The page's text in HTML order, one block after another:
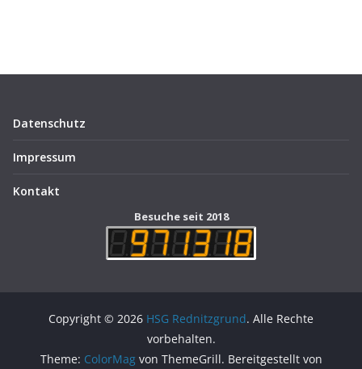
Datenschutz
Impressum
Kontakt
Besuche seit 2018
Copyright © 2026 HSG Rednitzgrund. Alle Rechte
vorbehalten.
Theme: ColorMagvon ThemeGrill. Bereitgestellt von